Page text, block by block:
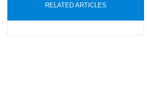
RELATED ARTICLES